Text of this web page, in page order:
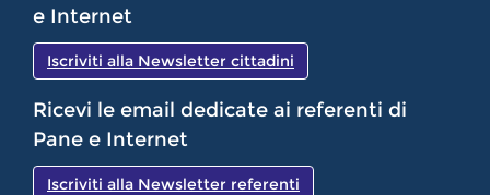
e Internet
Iscriviti alla Newsletter cittadini
Ricevi le email dedicate ai referenti di
Pane e Internet
Iscriviti alla Newsletter referenti